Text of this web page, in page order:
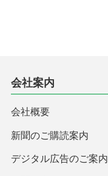
会社案内
会社概要
新聞のご購読案内
デジタル広告のご案内